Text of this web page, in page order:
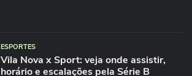
ESPORTES
Vila Nova x Sport: veja onde assistir,
horário e escalações pela Série B